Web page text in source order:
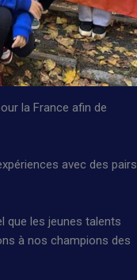
la France afin de
avec des pairs
que les jeunes talents
à nos champions des